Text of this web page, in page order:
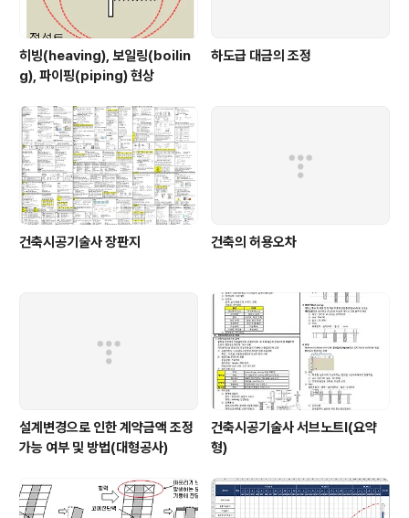
히빙(heaving), 보일링(boilin
g), 파이핑(piping) 현상
하도급 대금의 조정
건축시공기술사 장판지 건축의 허용오차
설계변경으로 인한 계약금액 조정
가능 여부 및 방법(대형공사)
건축시공기술사 서브노트Ⅰ(요약
형)